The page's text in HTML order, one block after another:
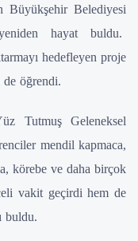
Büyükşehir Belediyesi
hayat buldu.
hedefleyen proje
de öğrendi.
Tutmuş Geleneksel
mendil kapmaca,
körebe ve daha birçok
vakit geçirdi hem de
buldu.